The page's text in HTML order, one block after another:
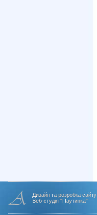
Дизайн та розробка сайту
Веб-студія "Паутинка"